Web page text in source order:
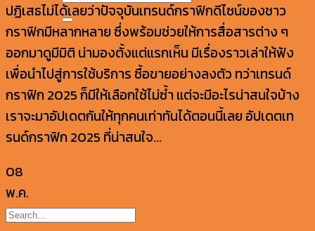
ปฏิเสธไม่ได้เลยว่าปัจจุบันเทรนด์กราฟิกดีไซน์ของชาว
กราฟิกมีหลากหลาย ซึ่งพร้อมช่วยให้การสื่อสารต่าง ๆ
ออกมาดูมีมิติ น่ามองตั้งแต่แรกเห็น มีเรื่องราวเล่าให้ฟัง
เพื่อนำไปสู่การใช้บริการ ซื้อขายอย่างลงตัว ทว่าเทรนด์
กราฟิก 2025 ก็มีให้เลือกใช้ไม่ซ้ำ แต่จะมีอะไรน่าสนใจบ้าง
เราจะมาอัปเดตกันให้ทุกคนเท่าทันได้ตอนนี้เลย อัปเดตเท
รนด์กราฟิก 2025 ที่น่าสนใจ...
08
พ.ค.